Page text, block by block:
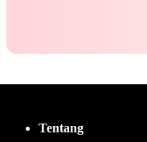
Tentang